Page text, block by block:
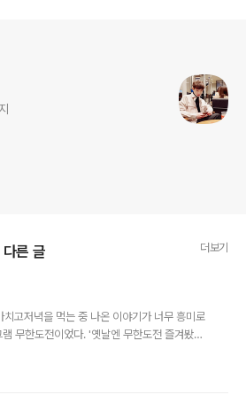
다른 글 더보기
고저녁을 먹는 중 나온 이야기가 너무 흥미로
무한도전이었다. '옛날엔 무한도전 즐겨봤는
연예인은 음주운전 했다고 해서 모든 프로그